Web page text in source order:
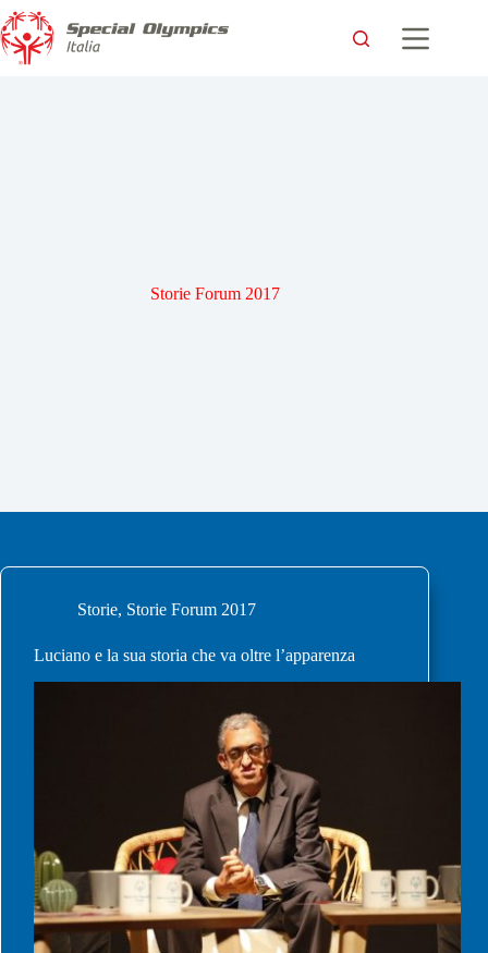
Storie Forum 2017
Storie, Storie Forum 2017
Luciano e la sua storia che va oltre l’apparenza